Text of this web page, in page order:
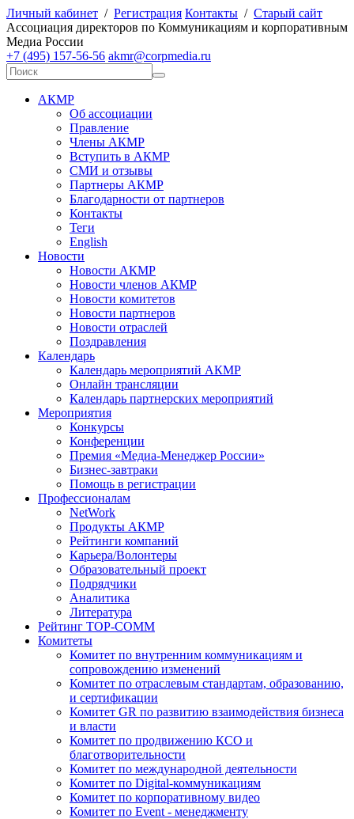
Личный кабинет / Регистрация Контакты / Старый сайт
Ассоциация директоров по Коммуникациям и корпоративным
Медиа России
+7 (495) 157-56-56 akmr@corpmedia.ru
АКМР
Об ассоциации
Правление
Члены АКМР
Вступить в АКМР
СМИ и отзывы
Партнеры АКМР
Благодарности от партнеров
Контакты
Теги
English
Новости
Новости АКМР
Новости членов АКМР
Новости комитетов
Новости партнеров
Новости отраслей
Поздравления
Календарь
Календарь мероприятий АКМР
Онлайн трансляции
Календарь партнерских мероприятий
Мероприятия
Конкурсы
Конференции
Премия «Медиа-Менеджер России»
Бизнес-завтраки
Помощь в регистрации
Профессионалам
NetWork
Продукты АКМР
Рейтинги компаний
Карьера/Волонтеры
Образовательный проект
Подрядчики
Аналитика
Литература
Рейтинг TOP-COMM
Комитеты
Комитет по внутренним коммуникациям и
сопровождению изменений
Комитет по отраслевым стандартам, образованию,
и сертификации
Комитет GR по развитию взаимодействия бизнеса
и власти
Комитет по продвижению КСО и
благотворительности
Комитет по международной деятельности
Комитет по Digital-коммуникациям
Комитет по корпоративному видео
Комитет по Event - менеджменту